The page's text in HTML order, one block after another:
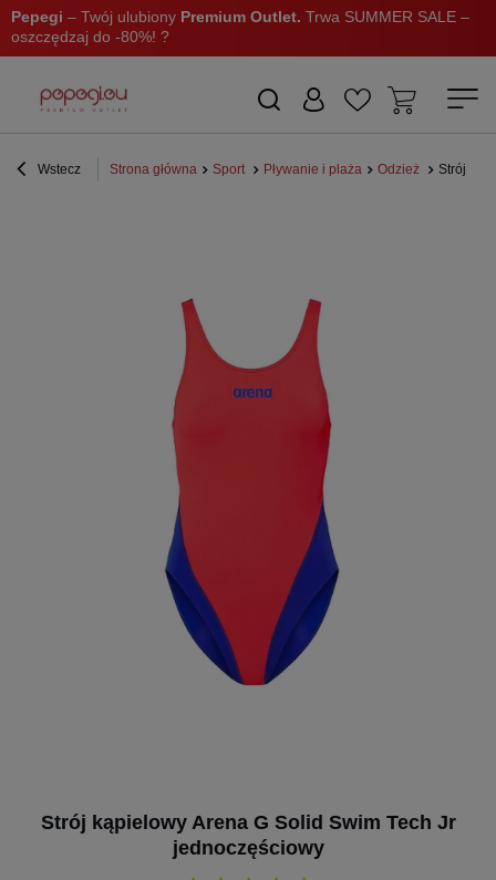
Pepegi – Twój ulubiony Premium Outlet. Trwa SUMMER SALE –
oszczędzaj do -80%! ?
Wstecz Strona główna Sport Pływanie i plaża Odzież Strój
Strój kąpielowy Arena G Solid Swim Tech Jr
jednoczęściowy